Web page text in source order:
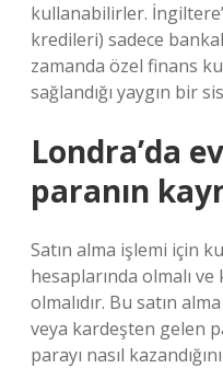
kullanabilirler.
kredileri) sadece
zamanda özel finans
sağlandığı yaygın bir
Londra’da
paranın
Satın alma işlemi için
hesaplarında olmalı
olmalıdır. Bu satın
veya kardeşten gelen
parayı nasıl